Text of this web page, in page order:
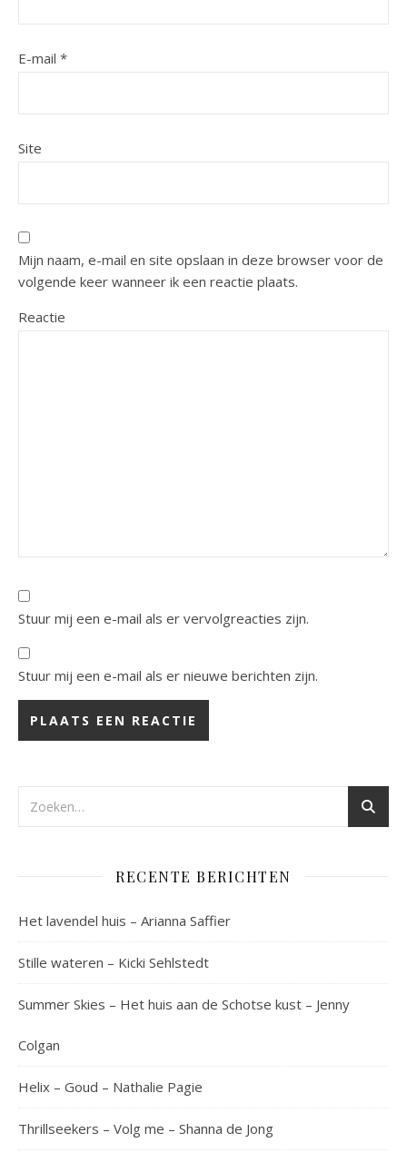
E-mail *
Site
Mijn naam, e-mail en site opslaan in deze browser voor de
volgende keer wanneer ik een reactie plaats.
Reactie
Stuur mij een e-mail als er vervolgreacties zijn.
Stuur mij een e-mail als er nieuwe berichten zijn.
RECENTE BERICHTEN
Het lavendel huis – Arianna Saffier
Stille wateren – Kicki Sehlstedt
Summer Skies – Het huis aan de Schotse kust – Jenny
Colgan
Helix – Goud – Nathalie Pagie
Thrillseekers – Volg me – Shanna de Jong